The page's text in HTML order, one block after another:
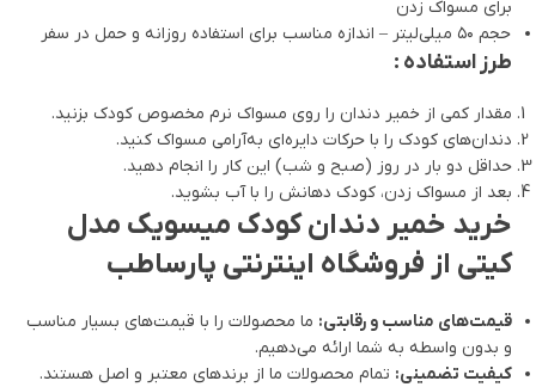
برای مسواک زدن
حجم ۵۰ میلی‌لیتر – اندازه مناسب برای استفاده روزانه و حمل در سفر
طرز استفاده :
مقدار کمی از خمیر دندان را روی مسواک نرم مخصوص کودک بزنید.
دندان‌های کودک را با حرکات دایره‌ای به‌آرامی مسواک کنید.
حداقل دو بار در روز (صبح و شب) این کار را انجام دهید.
بعد از مسواک زدن، کودک دهانش را با آب بشوید.
خرید خمیر دندان کودک میسویک مدل
کیتی از فروشگاه اینترنتی پارساطب
قیمت‌های مناسب و رقابتی: ما محصولات را با قیمت‌های بسیار مناسب
و بدون واسطه به شما ارائه می‌دهیم.
کیفیت تضمینی: تمام محصولات ما از برندهای معتبر و اصل هستند.